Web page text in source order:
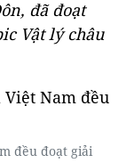
đã đoạt
Vật lý châu
đều đoạt giải